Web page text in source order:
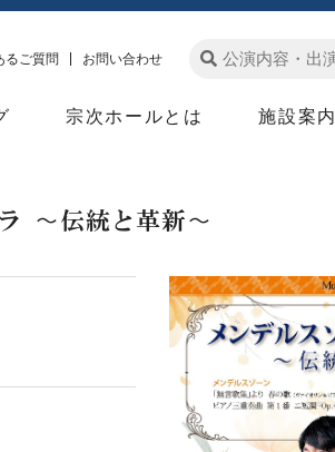
宗次ホールとは 施設案内
るご質問 お問い合わせ
〜伝統と革新〜